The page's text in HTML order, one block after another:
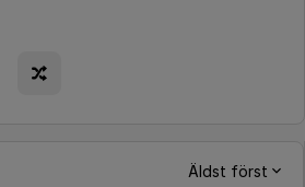
Äldst först